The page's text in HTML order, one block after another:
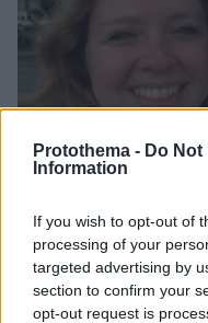
Protothema - Do Not
Information
If you wish to opt-out of
processing of your
targeted advertising by
section to confirm your
opt-out request is
πριν μία ώρα